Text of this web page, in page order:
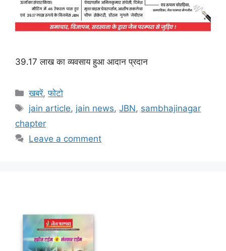
39.17 लाख का व्यवसाय हुआ आदान प्रदान
Categories
खबरें,फोटो
Tags
jain article, jain news,JBN, sambhajinagar
chapter
Leave a comment